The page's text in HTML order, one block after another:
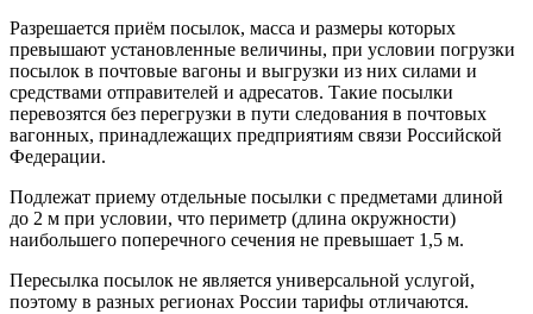
Разрешается приём посылок, масса и размеры которых
превышают установленные величины, при условии погрузки
посылок в почтовые вагоны и выгрузки из них силами и
средствами отправителей и адресатов. Такие посылки
перевозятся без перегрузки в пути следования в почтовых
вагонных, принадлежащих предприятиям связи Российской
Федерации.
Подлежат приему отдельные посылки с предметами длиной
до 2 м при условии, что периметр (длина окружности)
наибольшего поперечного сечения не превышает 1,5 м.
Пересылка посылок не является универсальной услугой,
поэтому в разных регионах России тарифы отличаются.